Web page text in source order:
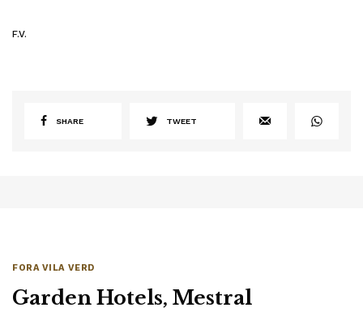
F.V.
SHARE TWEET
FORA VILA VERD
Garden Hotels, Mestral